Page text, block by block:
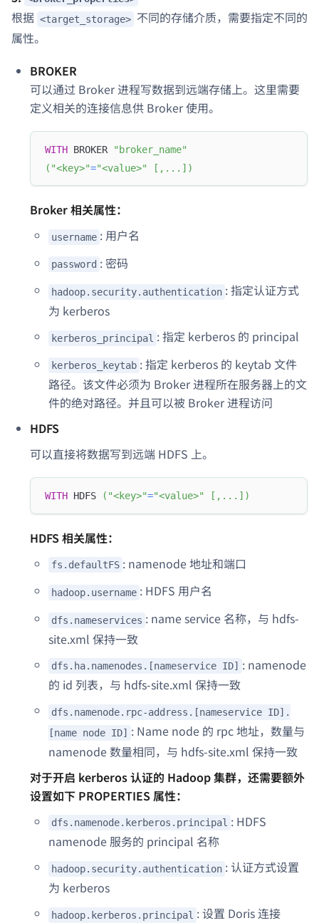
根据 <target_storage> 不同的存储介质，需要指定不同的
属性。
BROKER
可以通过 Broker 进程写数据到远端存储上。这里需要
定义相关的连接信息供 Broker 使用。
WITH BROKER
"broker_name"
( "<key>"="<value>" [ , . . . ] )
Broker 相关属性：
username : 用户名
password : 密码
hadoop.security.authentication : 指定认证方式
为 kerberos
kerberos_principal : 指定 kerberos 的 principal
kerberos_keytab : 指定 kerberos 的 keytab 文件
路径。该文件必须为 Broker 进程所在服务器上的文
件的绝对路径。并且可以被 Broker 进程访问
HDFS
可以直接将数据写到远端 HDFS 上。
WITH HDFS ( "<key>"="<value>" [ , . . . ] )
HDFS 相关属性：
fs.defaultFS : namenode 地址和端口
hadoop.username : HDFS 用户名
dfs.nameservices : name service 名称，与 hdfs-
site.xml 保持一致
dfs.ha.namenodes.[nameservice ID] : namenode
的 id 列表，与 hdfs-site.xml 保持一致
dfs.namenode.rpc-address.[nameservice ID].
[name node ID] : Name node 的 rpc 地址，数量与
namenode 数量相同，与 hdfs-site.xml 保持一致
对于开启 kerberos 认证的 Hadoop 集群，还需要额外
设置如下 PROPERTIES 属性：
dfs.namenode.kerberos.principal : HDFS
namenode 服务的 principal 名称
hadoop.security.authentication : 认证方式设置
为 kerberos
hadoop.kerberos.principal : 设置 Doris 连接